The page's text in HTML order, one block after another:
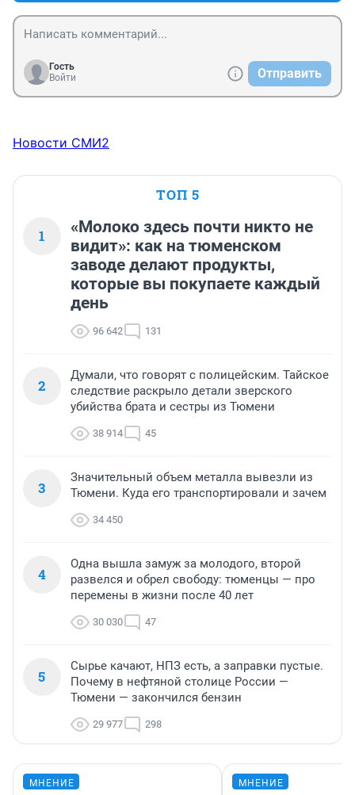
Гость
Войти
Отправить
Новости СМИ2
ТОП 5
1
«Молоко здесь почти никто не
видит»: как на тюменском
заводе делают продукты,
которые вы покупаете каждый
день
96 642 131
2
Думали, что говорят с полицейским. Тайское
следствие раскрыло детали зверского
убийства брата и сестры из Тюмени
38 914 45
3
Значительный объем металла вывезли из
Тюмени. Куда его транспортировали и зачем
34 450
4
Одна вышла замуж за молодого, второй
развелся и обрел свободу: тюменцы — про
перемены в жизни после 40 лет
30 030 47
5
Сырье качают, НПЗ есть, а заправки пустые.
Почему в нефтяной столице России —
Тюмени — закончился бензин
29 977 298
МНЕНИЕ МНЕНИЕ